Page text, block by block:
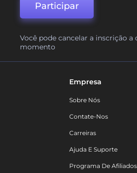
Participar
Você pode cancelar a inscrição a
momento
Empresa
Sobre Nós
Contate-Nos
Carreiras
Ajuda E Suporte
Programa De Afiliados